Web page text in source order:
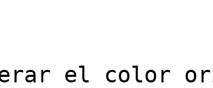
el color